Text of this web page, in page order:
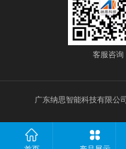
客服咨询
广东纳思智能科技有限公